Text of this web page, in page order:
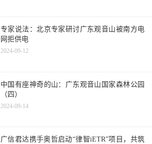
专家说法：北京专家研讨广东观音山被南方电
网拒供电
2024-09-12
中国有座神奇的山：广东观音山国家森林公园
（四）
2024-09-14
广信君达携手奥哲启动“律智iETR”项目，共筑